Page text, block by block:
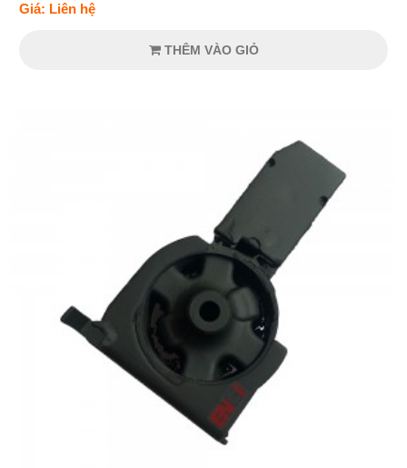
Giá: Liên hệ
THÊM VÀO GIỎ